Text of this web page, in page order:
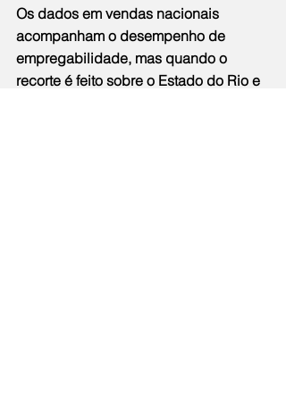
Os dados em vendas nacionais
acompanham o desempenho de
empregabilidade, mas quando o
recorte é feito sobre o Estado do Rio e